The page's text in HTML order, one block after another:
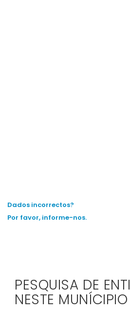
Dados incorrectos?
Por favor, informe-nos.
PESQUISA DE
NESTE MUNÍCIPIO